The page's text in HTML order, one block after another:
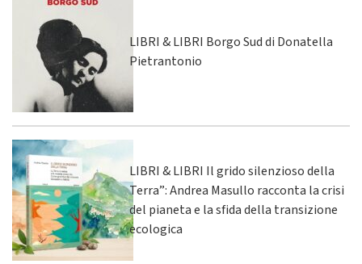
LIBRI & LIBRI Borgo Sud di Donatella
Pietrantonio
LIBRI & LIBRI Il grido silenzioso della
Terra”: Andrea Masullo racconta la crisi
del pianeta e la sfida della transizione
ecologica